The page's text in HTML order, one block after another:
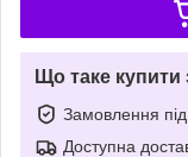
Що таке
Замовлення
Доступна